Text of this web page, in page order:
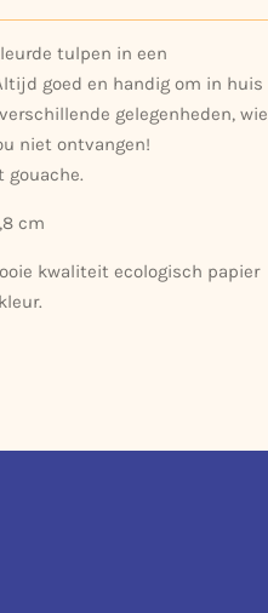
tulpen in een
goed en handig om in huis
gelegenheden, wie
niet ontvangen!
gouache.
cm
kwaliteit ecologisch papier